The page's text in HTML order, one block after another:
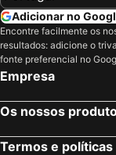
Niederanven,
Metz, Lorena
Arlon, Valónia
Nice, Provença-Alpes-Costa
Estrasburgo,
Colmar, Alsácia
Adicionar no
Encontre facilmente os
resultados: adicione o
fonte preferencial no
Empresa
Os nossos
Termos e políticas